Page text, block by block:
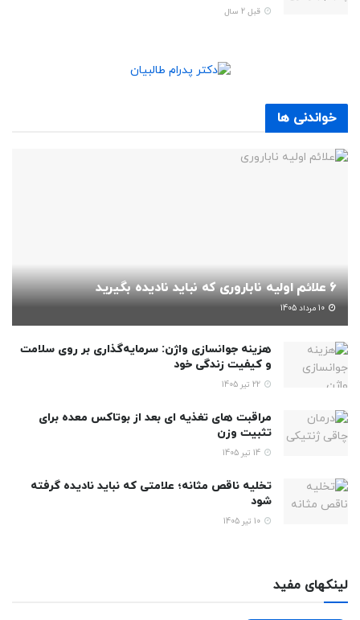
قبل 2 سال
خواندنی ها
6 علائم اولیه ناباروری که نباید نادیده بگیرید
هزینه جوانسازی واژن: سرمایه‌گذاری بر روی سلامت
و کیفیت زندگی خود
مراقبت های تغذیه ای بعد از بوتاکس معده برای
تثبیت وزن
تخلیه ناقص مثانه؛ علامتی که نباید نادیده گرفته
شود
لینکهای مفید